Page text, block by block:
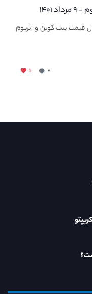
قیمت بیت کوین و اتریوم
۰ ۱